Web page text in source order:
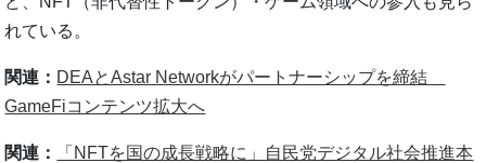
れている。
関連： DEAとAstar Networkがパートナーシップを締結
GameFiコンテンツ拡大へ
関連：
「NFTを国の成長戦略に」自民党デジタル社会推進本